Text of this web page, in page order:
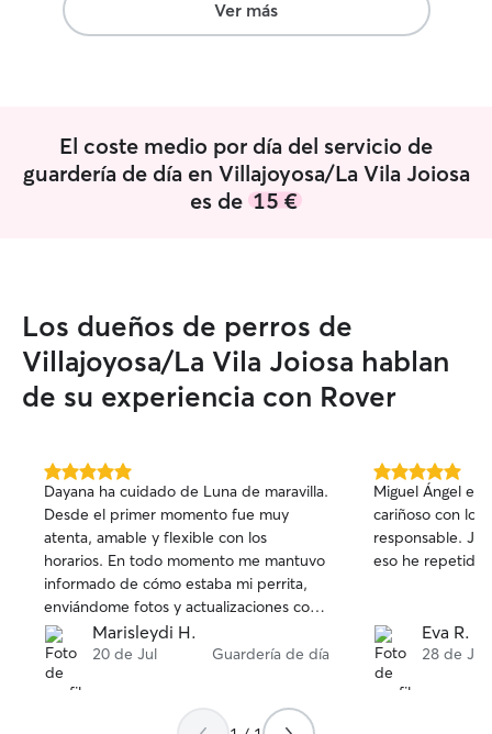
que Luna disfrutara un rato en la piscina,
algo que le encantó. Se nota que trata a
cariñosa y comprometida con el
bienestar de las mascotas. ¡Muchas
gracias por cuidar tan bien de Luna!”
Ver más
El coste medio por día del servicio de
guardería de día en Villajoyosa/La Vila Joiosa
es de 15 €
Los dueños de perros de
Villajoyosa/La Vila Joiosa hablan
de su experiencia con Rover
5.0
de
5
estrellas
Dayana ha cuidado de Luna de maravilla.
Desde el primer momento fue muy
atenta, amable y flexible con los
horarios. En todo momento me mantuvo
informado de cómo estaba mi perrita,
enviándome fotos y actualizaciones con
mucha frecuencia, lo que nos dio
muchísima tranquilidad. Además, antes
de hacer cualquier cosa nos consultó y,
que Luna disfrutara un rato en la piscina,
Marisleydi H.
20 de Jul Guardería de día
5.0
de
5
estrellas
Miguel Ángel es
cariñoso con los
responsable.
eso he repetido.
Eva R.
28 de Jun